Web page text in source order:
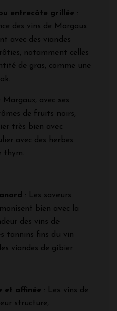
entrecôte grillée :
des vins de Margaux
avec des viandes
notamment celles
de gras, comme une
Margaux, avec ses
de fruits noirs,
très bien avec
avec des herbes
thym.
: Les saveurs
bien avec la
des vins de
tannins fins du vin
viandes de gibier.
et affinée : Les vins de
structure,